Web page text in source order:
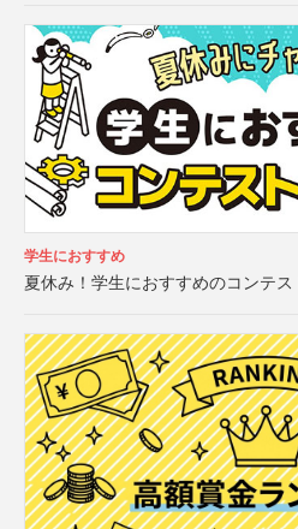
学生におすすめ
夏休み！学生におすすめのコンテス